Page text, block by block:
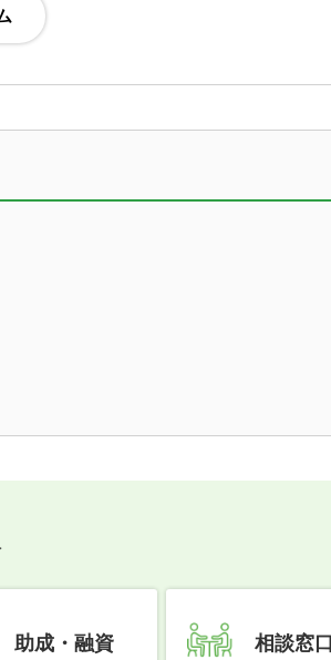
助成・融資 相談窓